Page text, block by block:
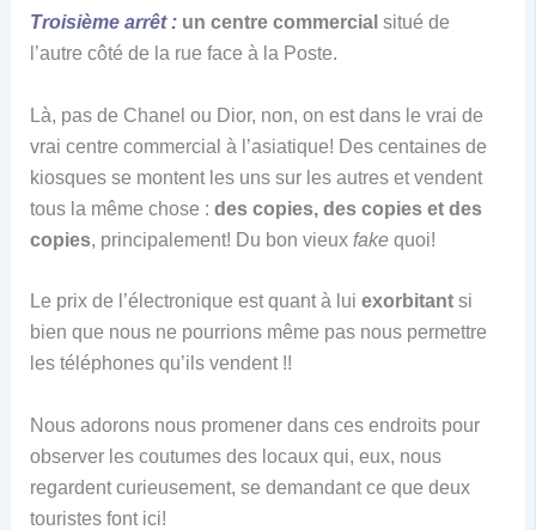
Troisième arrêt : un centre commercial situé de
l’autre côté de la rue face à la Poste.
Là, pas de Chanel ou Dior, non, on est dans le vrai de
vrai centre commercial à l’asiatique! Des centaines de
kiosques se montent les uns sur les autres et vendent
tous la même chose : des copies, des copies et des
copies, principalement! Du bon vieux fakequoi!
Le prix de l’électronique est quant à lui exorbitantsi
bien que nous ne pourrions même pas nous permettre
les téléphones qu’ils vendent !!
Nous adorons nous promener dans ces endroits pour
observer les coutumes des locaux qui, eux, nous
regardent curieusement, se demandant ce que deux
touristes font ici!